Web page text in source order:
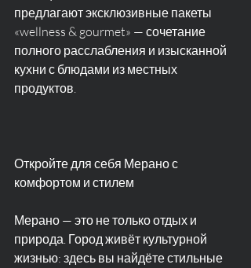
предлагают эксклюзивные пакеты
«wellness & gourmet» — сочетание
полного расслабления и изысканной
кухни с блюдами из местных
продуктов.
Откройте для себя Мерано с
комфортом и стилем
Мерано — это не только отдых и
природа. Город живёт культурной
жизнью: здесь вы найдёте стильные